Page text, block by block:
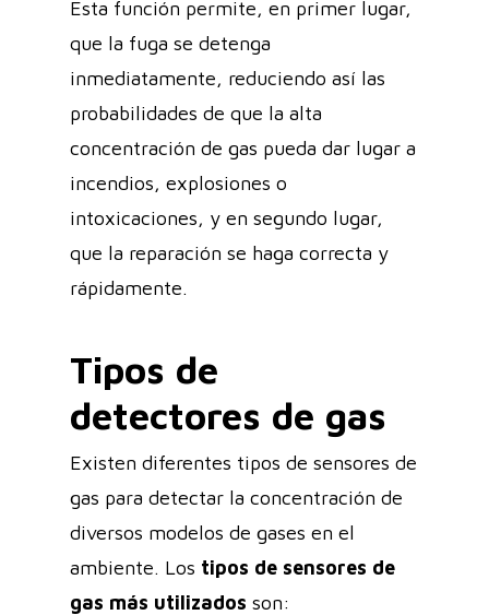
Esta función permite, en primer lugar,
que la fuga se detenga
inmediatamente, reduciendo así las
probabilidades de que la alta
concentración de gas pueda dar lugar a
incendios, explosiones o
intoxicaciones, y en segundo lugar,
que la reparación se haga correcta y
rápidamente.
Tipos de
detectores de gas
Existen diferentes tipos de sensores de
gas para detectar la concentración de
diversos modelos de gases en el
ambiente. Los tipos de sensores de
gas más utilizados son: